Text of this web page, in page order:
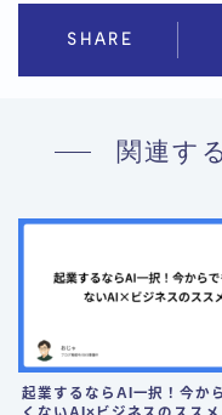
SHARE
関連す
起業するならAI一択！今か
くないAI×ビジネスのススメ